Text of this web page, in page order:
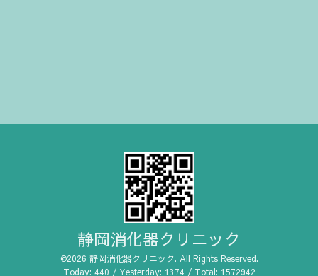
静岡消化器クリニック
©2026 静岡消化器クリニック. All Rights Reserved.
Today: 440 / Yesterday: 1374 / Total: 1572942